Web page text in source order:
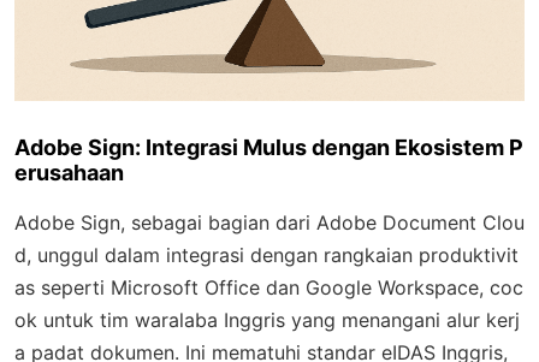
Adobe Sign: Integrasi Mulus dengan Ekosistem P
erusahaan
Adobe Sign, sebagai bagian dari Adobe Document Clou
d, unggul dalam integrasi dengan rangkaian produktivit
as seperti Microsoft Office dan Google Workspace, coc
ok untuk tim waralaba Inggris yang menangani alur kerj
a padat dokumen. Ini mematuhi standar eIDAS Inggris,